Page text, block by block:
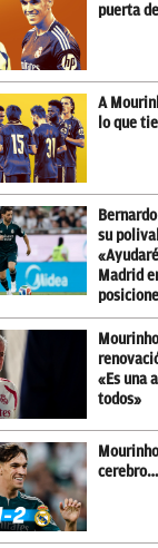
puerta
A
lo que
su
Madrid
«Es una
todos»